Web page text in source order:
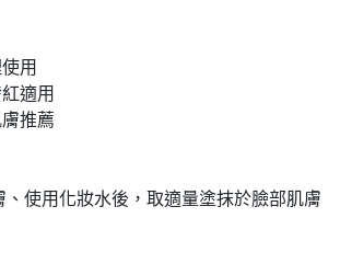
用
適用
推薦
、使用化妝水後，取適量塗抹於臉部肌膚